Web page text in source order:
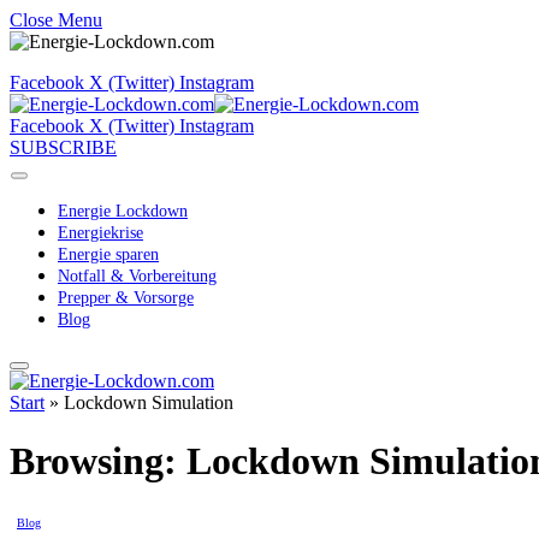
Close Menu
Facebook X (Twitter) Instagram
Facebook X (Twitter) Instagram
SUBSCRIBE
Energie Lockdown
Energiekrise
Energie sparen
Notfall & Vorbereitung
Prepper & Vorsorge
Blog
Start » Lockdown Simulation
Browsing: Lockdown
Blog